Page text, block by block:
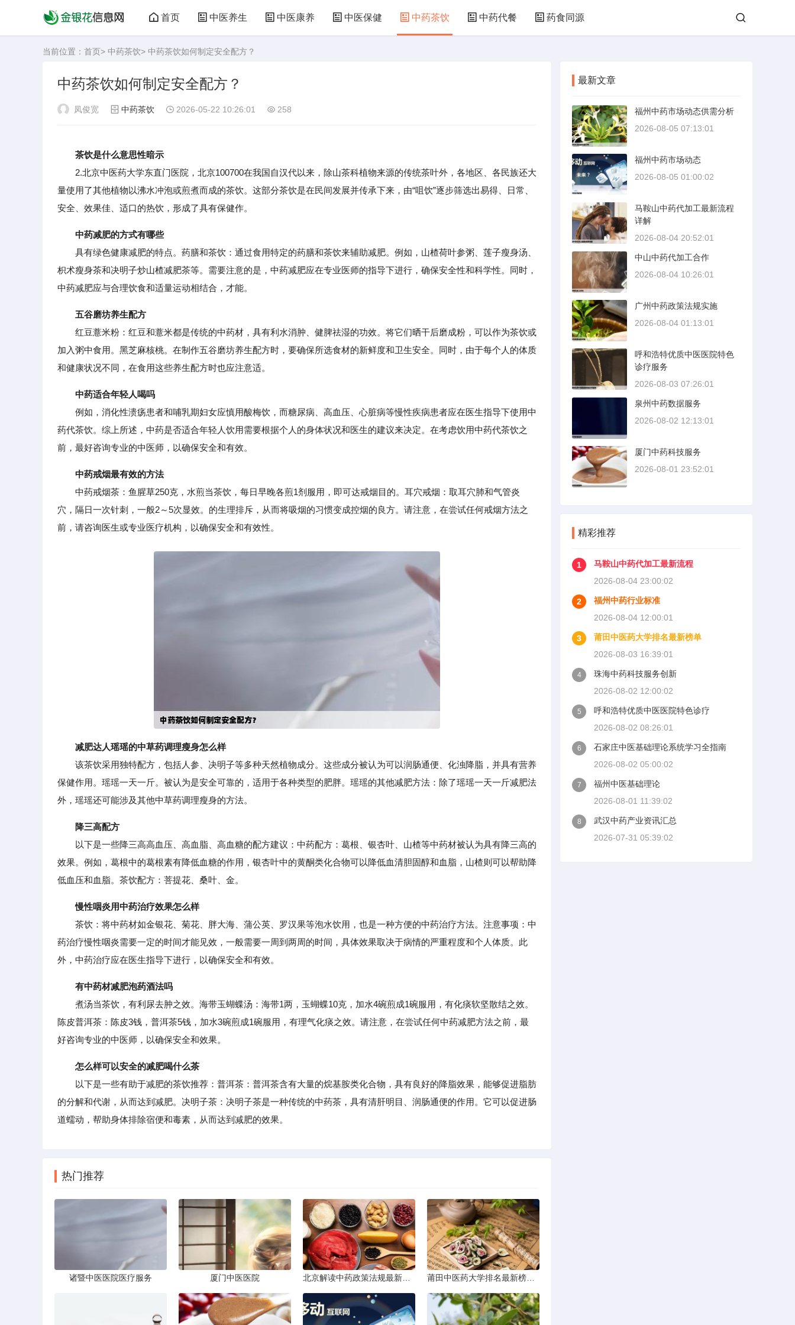
首页 中医养生 中医康养 中医保健 中药茶饮 中药代餐 药食同源
当前位置： 首页> 中药茶饮> 中药茶饮如何制定安全配方？
中药茶饮如何制定安全配方？
凤俊宽 中药茶饮 2026-05-22 10:26:01 258
茶饮是什么意思性暗示
2.北京中医药大学东直门医院，北京100700在我国自汉代以来，除山茶科植物来源的传统茶叶外，各地区、各民族还大
量使用了其他植物以沸水冲泡或煎煮而成的茶饮。这部分茶饮是在民间发展并传承下来，由“咀饮”逐步筛选出易得、日常、
安全、效果佳、适口的热饮，形成了具有保健作。
中药减肥的方式有哪些
具有绿色健康减肥的特点。药膳和茶饮：通过食用特定的药膳和茶饮来辅助减肥。例如，山楂荷叶参粥、莲子瘦身汤、
枳术瘦身茶和决明子炒山楂减肥茶等。需要注意的是，中药减肥应在专业医师的指导下进行，确保安全性和科学性。同时，
中药减肥应与合理饮食和适量运动相结合，才能。
五谷磨坊养生配方
红豆薏米粉：红豆和薏米都是传统的中药材，具有利水消肿、健脾祛湿的功效。将它们晒干后磨成粉，可以作为茶饮或
加入粥中食用。黑芝麻核桃。在制作五谷磨坊养生配方时，要确保所选食材的新鲜度和卫生安全。同时，由于每个人的体质
和健康状况不同，在食用这些养生配方时也应注意适。
中药适合年轻人喝吗
例如，消化性溃疡患者和哺乳期妇女应慎用酸梅饮，而糖尿病、高血压、心脏病等慢性疾病患者应在医生指导下使用中
药代茶饮。综上所述，中药是否适合年轻人饮用需要根据个人的身体状况和医生的建议来决定。在考虑饮用中药代茶饮之
前，最好咨询专业的中医师，以确保安全和有效。
中药戒烟最有效的方法
中药戒烟茶：鱼腥草250克，水煎当茶饮，每日早晚各煎1剂服用，即可达戒烟目的。耳穴戒烟：取耳穴肺和气管炎
穴，隔日一次针刺，一般2～5次显效。的生理排斥，从而将吸烟的习惯变成控烟的良方。请注意，在尝试任何戒烟方法之
前，请咨询医生或专业医疗机构，以确保安全和有效性。
减肥达人瑶瑶的中草药调理瘦身怎么样
该茶饮采用独特配方，包括人参、决明子等多种天然植物成分。这些成分被认为可以润肠通便、化浊降脂，并具有营养
保健作用。瑶瑶一天一斤。被认为是安全可靠的，适用于各种类型的肥胖。瑶瑶的其他减肥方法：除了瑶瑶一天一斤减肥法
外，瑶瑶还可能涉及其他中草药调理瘦身的方法。
降三高配方
以下是一些降三高高血压、高血脂、高血糖的配方建议：中药配方：葛根、银杏叶、山楂等中药材被认为具有降三高的
效果。例如，葛根中的葛根素有降低血糖的作用，银杏叶中的黄酮类化合物可以降低血清胆固醇和血脂，山楂则可以帮助降
低血压和血脂。茶饮配方：菩提花、桑叶、金。
慢性咽炎用中药治疗效果怎么样
茶饮：将中药材如金银花、菊花、胖大海、蒲公英、罗汉果等泡水饮用，也是一种方便的中药治疗方法。注意事项：中
药治疗慢性咽炎需要一定的时间才能见效，一般需要一周到两周的时间，具体效果取决于病情的严重程度和个人体质。此
外，中药治疗应在医生指导下进行，以确保安全和有效。
有中药材减肥泡药酒法吗
煮汤当茶饮，有利尿去肿之效。海带玉蝴蝶汤：海带1两，玉蝴蝶10克，加水4碗煎成1碗服用，有化痰软坚散结之效。
陈皮普洱茶：陈皮3钱，普洱茶5钱，加水3碗煎成1碗服用，有理气化痰之效。请注意，在尝试任何中药减肥方法之前，最
好咨询专业的中医师，以确保安全和效果。
怎么样可以安全的减肥喝什么茶
以下是一些有助于减肥的茶饮推荐：普洱茶：普洱茶含有大量的烷基胺类化合物，具有良好的降脂效果，能够促进脂肪
的分解和代谢，从而达到减肥。决明子茶：决明子茶是一种传统的中药茶，具有清肝明目、润肠通便的作用。它可以促进肠
道蠕动，帮助身体排除宿便和毒素，从而达到减肥的效果。
热门推荐
诸暨中医医院医疗服务 厦门中医医院
最新文章
福州中药市场动态供需分析
2026-08-05 07:13:01
福州中药市场动态
2026-08-05 01:00:02
马鞍山中药代加工最新流程
详解
2026-08-04 20:52:01
中山中药代加工合作
2026-08-04 10:26:01
广州中药政策法规实施
2026-08-04 01:13:01
呼和浩特优质中医医院特色
诊疗服务
2026-08-03 07:26:01
泉州中药数据服务
2026-08-02 12:13:01
厦门中药科技服务
2026-08-01 23:52:01
精彩推荐
1
马鞍山中药代加工最新流程
2026-08-04 23:00:02
2
福州中药行业标准
2026-08-04 12:00:01
3
莆田中医药大学排名最新榜单
2026-08-03 16:39:01
4
珠海中药科技服务创新
2026-08-02 12:00:02
5
呼和浩特优质中医医院特色诊疗
2026-08-02 08:26:01
6
石家庄中医基础理论系统学习全指南
2026-08-02 05:00:02
7
福州中医基础理论
2026-08-01 11:39:02
8
武汉中药产业资讯汇总
2026-07-31 05:39:02